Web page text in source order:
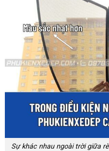
Sự khác nhau ngoài trời giữa